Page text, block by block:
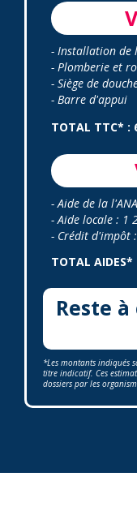
- Installation de
- Plomberie et
- Siège de
- Barre d'appui
TOTAL TTC* :
- Aide de la
- Aide locale : 1
- Crédit d'impôt
TOTAL AIDES*
Reste
*Les montants indiqués
titre indicatif. Ces
dossiers par les